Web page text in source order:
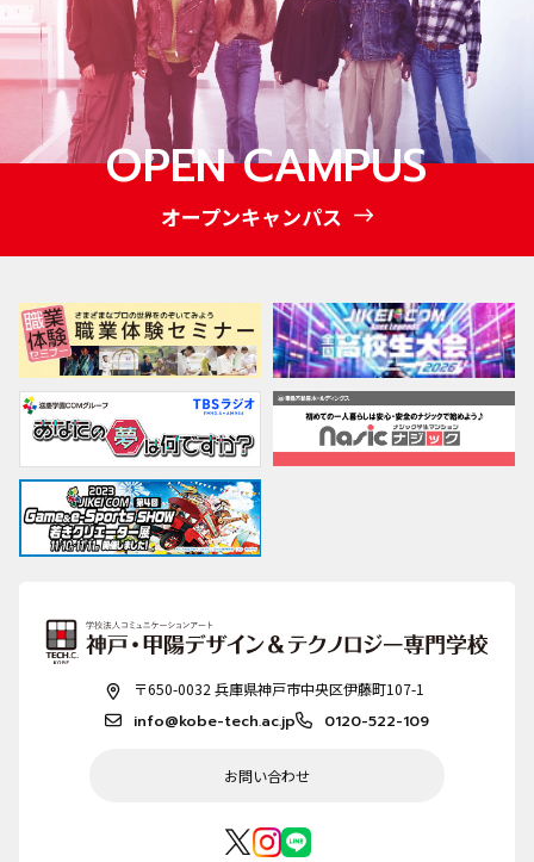
OPEN CAMPUS
オープンキャンパス
〒650-0032 兵庫県神戸市中央区伊藤町107-1
info@kobe-tech.ac.jp 0120-522-109
お問い合わせ